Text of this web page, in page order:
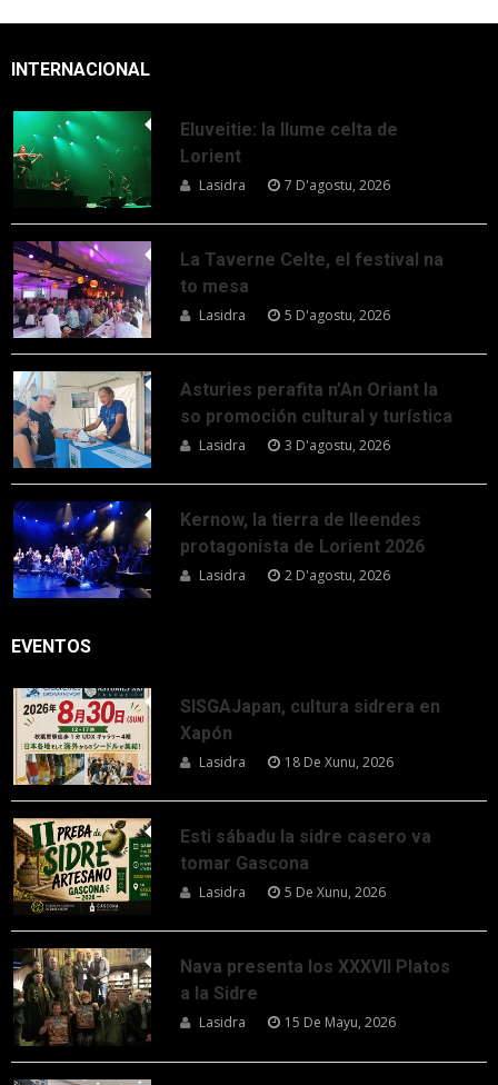
INTERNACIONAL
Eluveitie: la llume celta de
Lorient
Lasidra 7 D'agostu, 2026
La Taverne Celte, el festival na
to mesa
Lasidra 5 D'agostu, 2026
Asturies perafita n’An Oriant la
so promoción cultural y turística
Lasidra 3 D'agostu, 2026
Kernow, la tierra de lleendes
protagonista de Lorient 2026
Lasidra 2 D'agostu, 2026
EVENTOS
SISGAJapan, cultura sidrera en
Xapón
Lasidra 18 De Xunu, 2026
Esti sábadu la sidre casero va
tomar Gascona
Lasidra 5 De Xunu, 2026
Nava presenta los XXXVII Platos
a la Sidre
Lasidra 15 De Mayu, 2026